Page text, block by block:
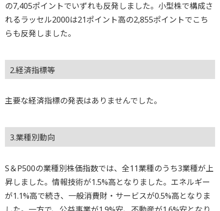
の7,405ポイントでいずれも反発しました。小型株で構成さ
れるラッセル2000は21ポイント高の2,855ポイントでこち
らも反発しました。
2.経済指標等
主要な経済指標の発表はありませんでした。
3.業種別動向
S＆P500の業種別株価指数では、全11業種のうち3業種が上
昇しました。情報技術が1.5%高となりました。エネルギー
が1.1%高で続き、一般消費財・サービスが0.5%高となりま